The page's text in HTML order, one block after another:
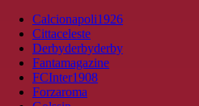
Calcionapoli1926
Cittaceleste
Derbyderbyderby
Fantamagazine
FCInter1908
Forzaroma